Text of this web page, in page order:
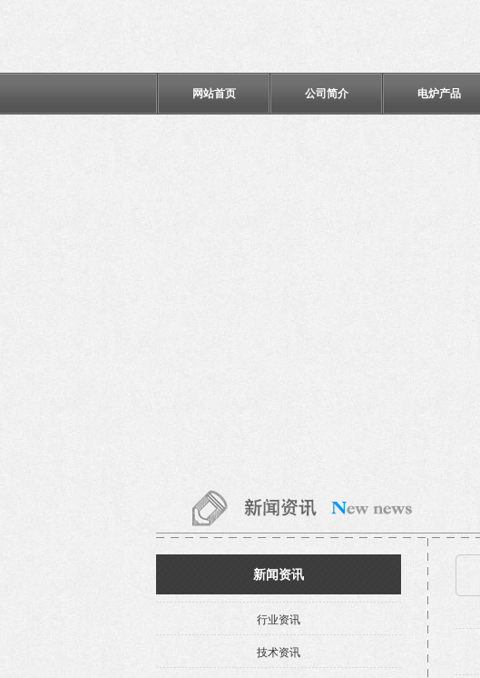
网站首页 公司简介 电炉产品
新闻资讯
行业资讯
技术资讯